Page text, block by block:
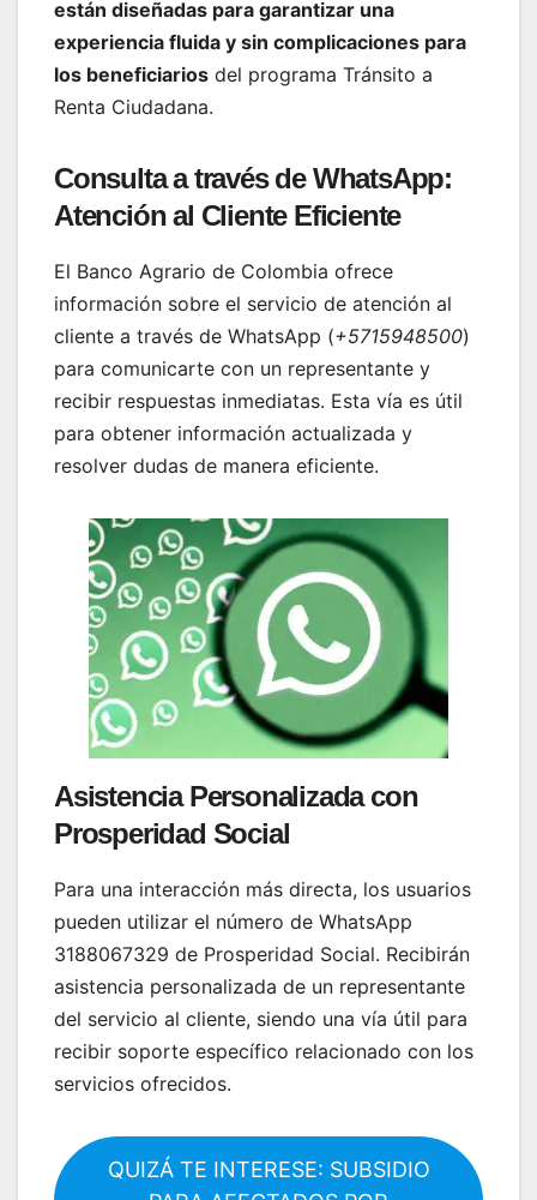
están diseñadas para garantizar una
experiencia fluida y sin complicaciones para
los beneficiarios del programa Tránsito a
Renta Ciudadana.
Consulta a través de WhatsApp:
Atención al Cliente Eficiente
El Banco Agrario de Colombia ofrece
información sobre el servicio de atención al
cliente a través de WhatsApp (+5715948500)
para comunicarte con un representante y
recibir respuestas inmediatas. Esta vía es útil
para obtener información actualizada y
resolver dudas de manera eficiente.
Asistencia Personalizada con
Prosperidad Social
Para una interacción más directa, los usuarios
pueden utilizar el número de WhatsApp
3188067329 de Prosperidad Social. Recibirán
asistencia personalizada de un representante
del servicio al cliente, siendo una vía útil para
recibir soporte específico relacionado con los
servicios ofrecidos.
QUIZÁ TE INTERESE: SUBSIDIO